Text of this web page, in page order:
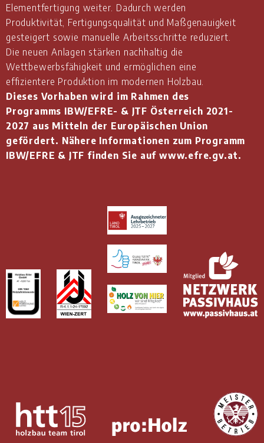
Elementfertigung weiter. Dadurch werden
Produktivität, Fertigungsqualität und Maßgenauigkeit
gesteigert sowie manuelle Arbeitsschritte reduziert.
Die neuen Anlagen stärken nachhaltig die
Wettbewerbsfähigkeit und ermöglichen eine
effizientere Produktion im modernen Holzbau.
Dieses Vorhaben wird im Rahmen des
Programms IBW/EFRE- & JTF Österreich 2021-
2027 aus Mitteln der Europäischen Union
gefördert. Nähere Informationen zum Programm
IBW/EFRE & JTF finden Sie auf www.efre.gv.at.